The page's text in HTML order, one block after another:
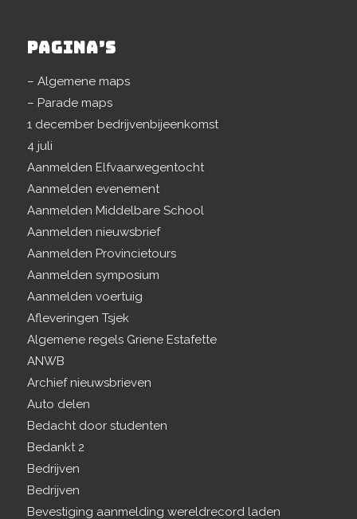
PAGINA’S
– Algemene maps
– Parade maps
1 december bedrijvenbijeenkomst
4 juli
Aanmelden Elfvaarwegentocht
Aanmelden evenement
Aanmelden Middelbare School
Aanmelden nieuwsbrief
Aanmelden Provincietours
Aanmelden symposium
Aanmelden voertuig
Afleveringen Tsjek
Algemene regels Griene Estafette
ANWB
Archief nieuwsbrieven
Auto delen
Bedacht door studenten
Bedankt 2
Bedrijven
Bedrijven
Bevestiging aanmelding wereldrecord laden